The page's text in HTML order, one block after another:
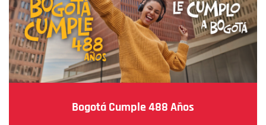
Bogotá Cumple 488 Años